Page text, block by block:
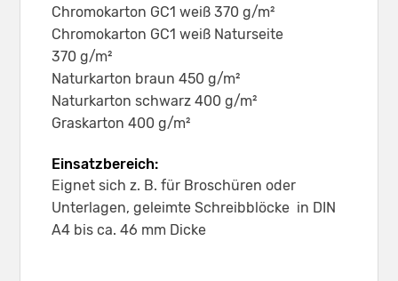
Chromokarton GC1 weiß 370 g/m²
Chromokarton GC1 weiß Naturseite
370 g/m²
Naturkarton braun 450 g/m²
Naturkarton schwarz 400 g/m²
Graskarton 400 g/m²
Einsatzbereich:
Eignet sich z. B. für Broschüren oder
Unterlagen, geleimte Schreibblöcke in DIN
A4 bis ca. 46 mm Dicke